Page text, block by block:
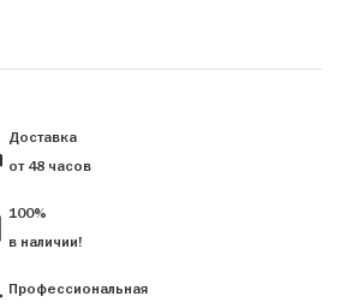
Доставка
от 48 часов
100%
в наличии!
Профессиональная